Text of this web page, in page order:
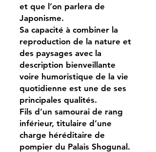
et que l’on parlera de
Japonisme.
Sa capacité à combiner la
reproduction de la nature et
des paysages avec la
description bienveillante
voire humoristique de la vie
quotidienne est une de ses
principales qualités.
Fils d’un samourai de rang
inférieur, titulaire d’une
charge héréditaire de
pompier du Palais Shogunal.